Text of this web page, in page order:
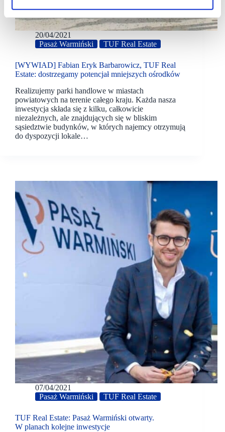
20/04/2021
Pasaż Warmiński
TUF Real Estate
[WYWIAD] Fabian Eryk Barbarowicz, TUF Real
Estate: dostrzegamy potencjał mniejszych ośrodków
Realizujemy parki handlowe w miastach
powiatowych na terenie całego kraju. Każda nasza
inwestycja składa się z kilku, całkowicie
niezależnych, ale znajdujących się w bliskim
sąsiedztwie budynków, w których najemcy otrzymują
do dyspozycji lokale…
07/04/2021
Pasaż Warmiński
TUF Real Estate
TUF Real Estate: Pasaż Warmiński otwarty.
W planach kolejne inwestycje